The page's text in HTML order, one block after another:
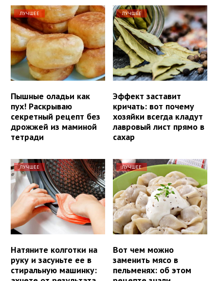
ЛУЧШЕЕ
Пышные оладьи как
пух! Раскрываю
секретный рецепт без
дрожжей из маминой
тетради
ЛУЧШЕЕ
Эффект заставит
кричать: вот почему
хозяйки всегда кладут
лавровый лист прямо в
сахар
ЛУЧШЕЕ
Натяните колготки на
руку и засуньте ее в
стиральную машинку:
ЛУЧШЕЕ
Вот чем можно
заменить мясо в
пельменях: об этом